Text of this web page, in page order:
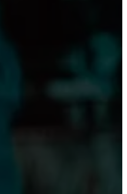
innovation har
Socialdemokratiets